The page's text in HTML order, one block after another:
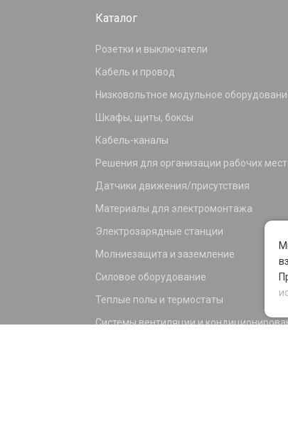
Каталог
Розетки и выключатели
Кабель и провод
Низковольтное модульное
Шкафы, щиты, боксы
Кабель-каналы
Решения для организации рабочих мест
Датчики движения/присутствия
Материалы для электромонтажа
Электрозарядные станции
Молниезащита и заземление
Силовое оборудование
Теплые полы и термостаты
Системы вентиляции и